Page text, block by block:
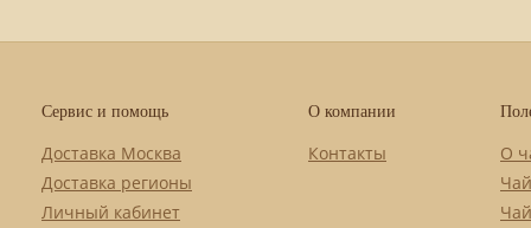
Сервис и помощь
Доставка Москва
Доставка регионы
Личный кабинет
О компании
Контакты
О